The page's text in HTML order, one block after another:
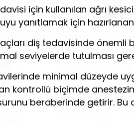
için kullanılan ağrı
yanıtlamak için
diş tedavisinde önemli
seviyelerde tutulması
minimal düzeyde
kontrollü biçimde
beraberinde getirir. Bu